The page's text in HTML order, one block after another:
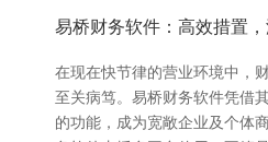
易桥财务软件：高效措置
在现在快节律的营业环境中，
至关病笃。易桥财务软件凭借
的功能，成为宽敞企业及个体